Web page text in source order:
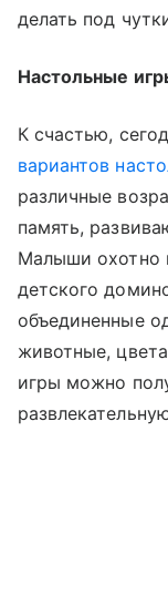
делать под
Настольные
К счастью,
вариантов
различные
память,
Малыши охотно
детского
объединенные
животные,
игры можно